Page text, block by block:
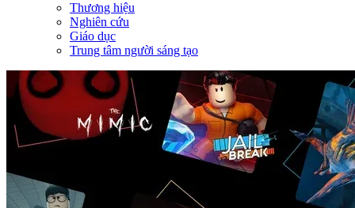
Thương hiệu
Nghiên cứu
Giáo dục
Trung tâm người sáng tạo